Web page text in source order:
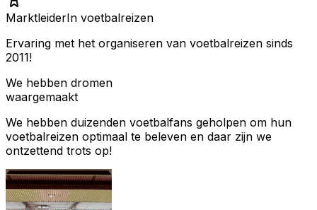
MarktleiderIn voetbalreizen
Ervaring met het organiseren van voetbalreizen sinds
2011!
We hebben dromen
waargemaakt
We hebben duizenden voetbalfans geholpen om hun
voetbalreizen optimaal te beleven en daar zijn we
ontzettend trots op!